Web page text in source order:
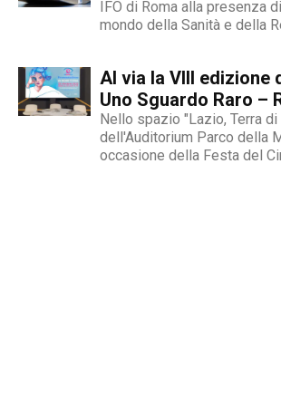
IFO di Roma alla presenza
mondo della Sanità e della
festival cinematografico
delle malattie...
Al via la VIII edizione
Uno Sguardo Raro –
Nello spazio "Lazio, Terra di
dell'Auditorium Parco della
occasione della Festa del